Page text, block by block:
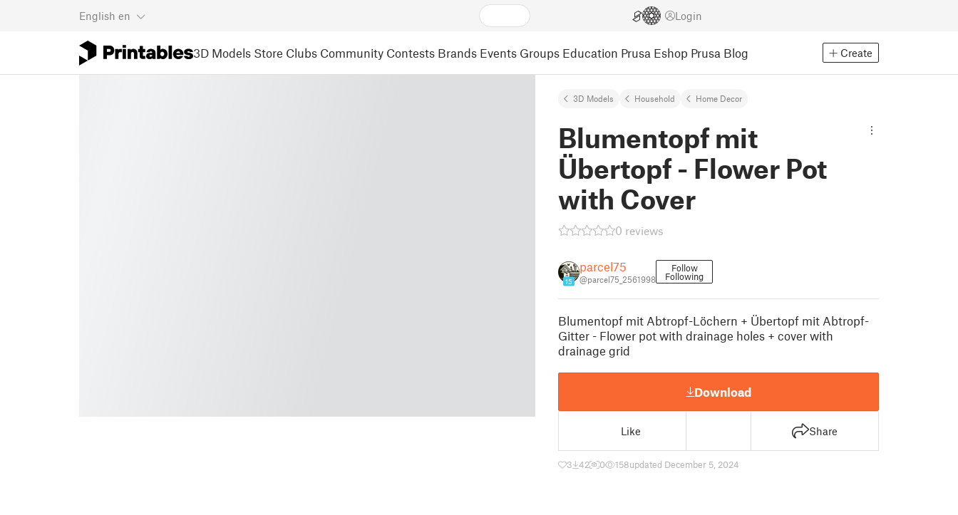
English en Login
3D Models Store Clubs Community Contests Brands Events Groups Education Prusa Eshop Prusa Blog Create
3D Models Household Home Decor
Blumentopf mit
Übertopf - Flower Pot
with Cover
0 reviews
15
parcel75
@parcel75_2561998
Follow
Following
Blumentopf mit Abtropf-Löchern + Übertopf mit Abtropf-
Gitter - Flower pot with drainage holes + cover with
drainage grid
Download
Like Share
3 42 0 158updated December 5, 2024